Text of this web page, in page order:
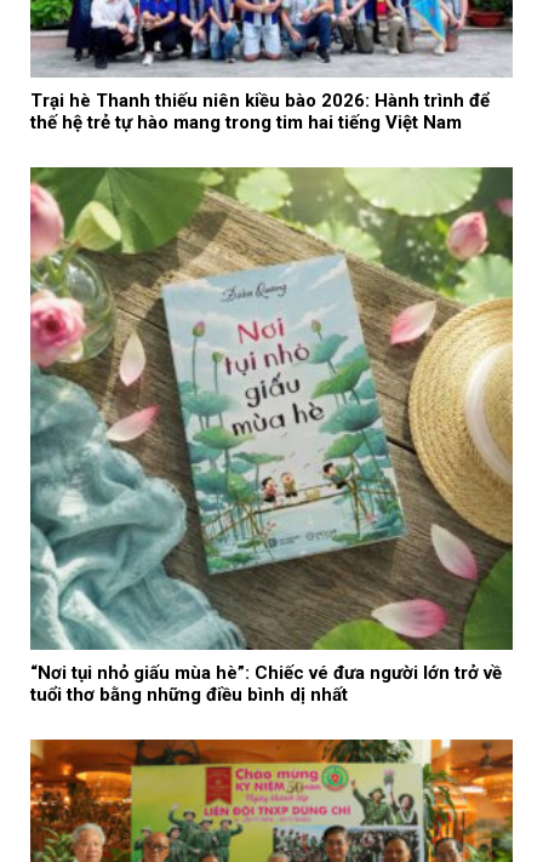
Trại hè Thanh thiếu niên kiều bào 2026: Hành trình để
thế hệ trẻ tự hào mang trong tim hai tiếng Việt Nam
“Nơi tụi nhỏ giấu mùa hè”: Chiếc vé đưa người lớn trở về
tuổi thơ bằng những điều bình dị nhất